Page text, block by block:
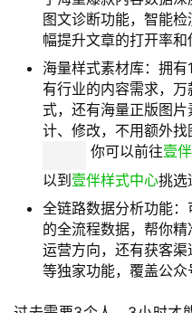
AI一键排版：30秒就
持Word、Markdown
动调整行间距、字体
统一风格的排版内容。
于海量爆款内容数据深
图文诊断功能，智能
幅提升文章的打开率和
海量样式素材库：拥
有行业的内容需求，万
式，还有海量正版图